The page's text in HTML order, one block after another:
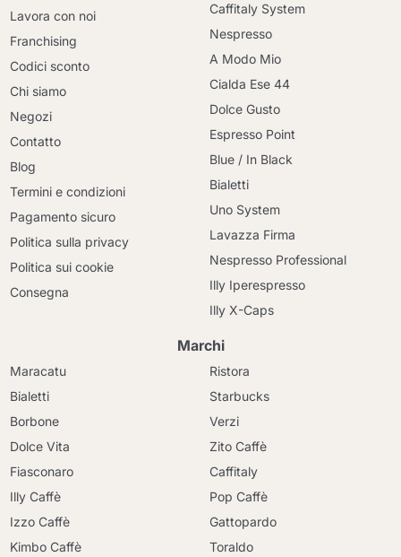
Lavora con noi
Franchising
Codici sconto
Chi siamo
Negozi
Contatto
Blog
Termini e condizioni
Pagamento sicuro
Politica sulla privacy
Politica sui cookie
Consegna
Caffitaly System
Nespresso
A Modo Mio
Cialda Ese 44
Dolce Gusto
Espresso Point
Blue / In Black
Bialetti
Uno System
Lavazza Firma
Nespresso Professional
Illy Iperespresso
Illy X-Caps
Marchi
Maracatu
Bialetti
Borbone
Dolce Vita
Fiasconaro
Illy Caffè
Izzo Caffè
Kimbo Caffè
Ristora
Starbucks
Verzi
Zito Caffè
Caffitaly
Pop Caffè
Gattopardo
Toraldo